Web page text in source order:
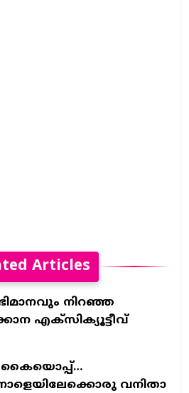
Articles
നിറഞ്ഞ
എക്സിക്യൂട്ടീവ്
കൈയൊപ്പ്…
വനിതാ